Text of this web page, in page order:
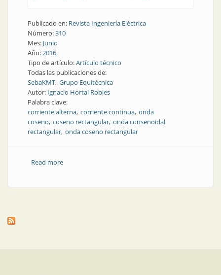
Publicado en: Revista Ingeniería Eléctrica
Número:310
Mes: Junio
Año:2016
Tipo de artículo:Artículo técnico
Todas las publicaciones de:
SebaKMT Grupo Equitécnica
Autor: Ignacio Hortal Robles
Palabra clave:
corriente alterna corriente continua onda
coseno coseno rectangular onda consenoidal
rectangular onda coseno rectangular
Read moreabout Nota técnica | Onda coseno rectangular